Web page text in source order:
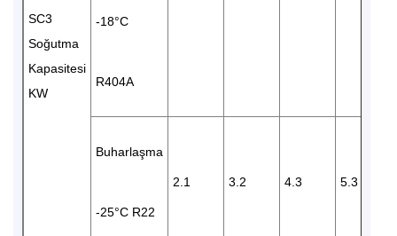
SC3
Soğutma
Kapasitesi
KW
-18°C
R404A
Buharlaşma
-25°C R22
2.1 3.2 4.3 5.3